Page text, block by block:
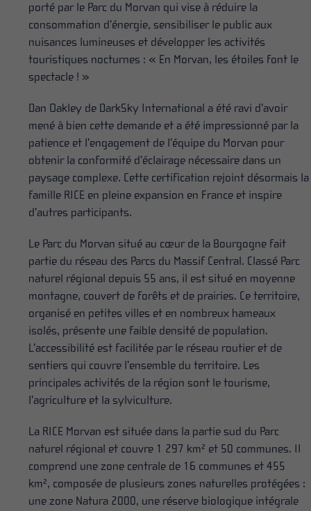
porté par le Parc du Morvan qui vise à réduire la
consommation d’énergie, sensibiliser le public aux
nuisances lumineuses et développer les activités
touristiques nocturnes : « En Morvan, les étoiles font le
spectacle ! »
Dan Oakley de DarkSky International a été ravi d’avoir
mené à bien cette demande et a été impressionné par la
patience et l’engagement de l’équipe du Morvan pour
obtenir la conformité d’éclairage nécessaire dans un
paysage complexe. Cette certification rejoint désormais la
famille RICE en pleine expansion en France et inspire
d’autres participants.
Le Parc du Morvan situé au cœur de la Bourgogne fait
partie du réseau des Parcs du Massif Central. Classé Parc
naturel régional depuis 55 ans, il est situé en moyenne
montagne, couvert de forêts et de prairies. Ce territoire,
organisé en petites villes et en nombreux hameaux
isolés, présente une faible densité de population.
L’accessibilité est facilitée par le réseau routier et de
sentiers qui couvre l’ensemble du territoire. Les
principales activités de la région sont le tourisme,
l’agriculture et la sylviculture.
La RICE Morvan est située dans la partie sud du Parc
naturel régional et couvre 1 297 km² et 50 communes. Il
comprend une zone centrale de 16 communes et 455
km², composée de plusieurs zones naturelles protégées :
une zone Natura 2000, une réserve biologique intégrale